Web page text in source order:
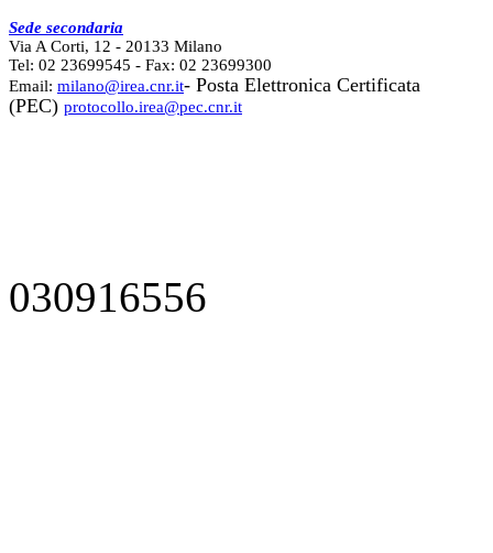
Sede secondaria
Via A Corti, 12 - 20133 Milano
Tel: 02 23699545 - Fax: 02 23699300
Email: milano@irea.cnr.it- Posta Elettronica Certificata
(PEC) protocollo.irea@pec.cnr.it
030916556